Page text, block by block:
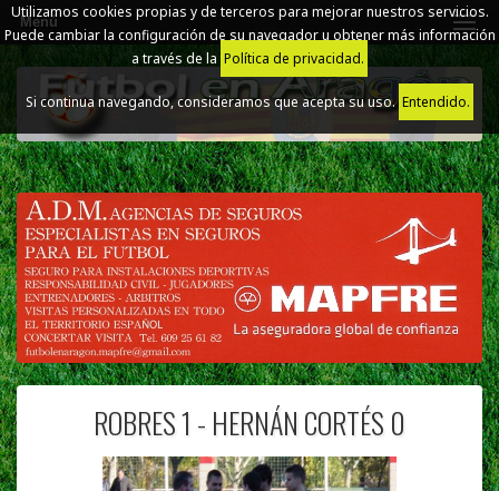
Utilizamos cookies propias y de terceros para mejorar nuestros servicios.
Puede cambiar la configuración de su navegador u obtener más información
a través de la Política de privacidad.
Si continua navegando, consideramos que acepta su uso.Entendido.
Menú
ROBRES 1 - HERNÁN CORTÉS 0